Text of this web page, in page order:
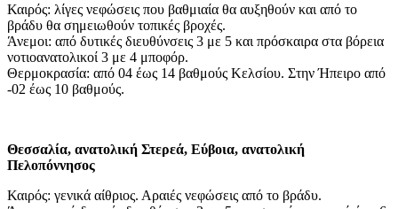
Καιρός: λίγες νεφώσεις που βαθμιαία θα αυξηθούν και από το
βράδυ θα σημειωθούν τοπικές βροχές.
Άνεμοι: από δυτικές διευθύνσεις 3 με 5 και πρόσκαιρα στα βόρεια
νοτιοανατολικοί 3 με 4 μποφόρ.
Θερμοκρασία: από 04 έως 14 βαθμούς Κελσίου. Στην Ήπειρο από
-02 έως 10 βαθμούς.
Θεσσαλία, ανατολική Στερεά, Εύβοια, ανατολική
Πελοπόννησος
Καιρός: γενικά αίθριος. Αραιές νεφώσεις από το βράδυ.